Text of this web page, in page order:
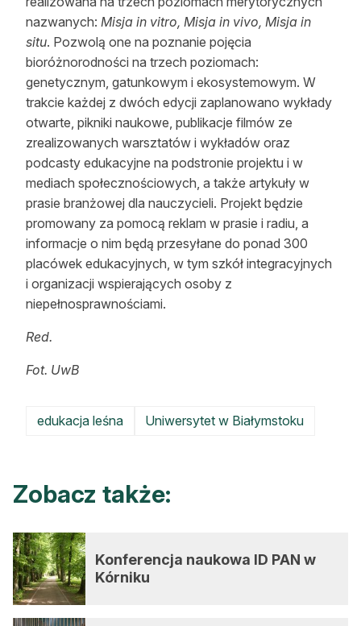
nazwanych: Misja in vitro, Misja in vivo, Misja in
situ. Pozwolą one na poznanie pojęcia
bioróżnorodności na trzech poziomach:
genetycznym, gatunkowym i ekosystemowym. W
trakcie każdej z dwóch edycji zaplanowano wykłady
otwarte, pikniki naukowe, publikacje filmów ze
zrealizowanych warsztatów i wykładów oraz
podcasty edukacyjne na podstronie projektu i w
mediach społecznościowych, a także artykuły w
prasie branżowej dla nauczycieli. Projekt będzie
promowany za pomocą reklam w prasie i radiu, a
informacje o nim będą przesyłane do ponad 300
placówek edukacyjnych, w tym szkół integracyjnych
i organizacji wspierających osoby z
niepełnosprawnościami.
Red.
Fot. UwB
edukacja leśna Uniwersytet w Białymstoku
Zobacz także:
Konferencja naukowa ID PAN w
Kórniku